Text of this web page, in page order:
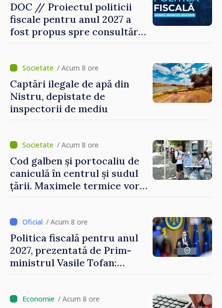
DOC // Proiectul politicii
fiscale pentru anul 2027 a
fost propus spre consultări
/ Acum 8 ore
Captări ilegale de apă din
Nistru, depistate de
inspectorii de mediu
/ Acum 8 ore
Cod galben și portocaliu de
caniculă în centrul și sudul
țării. Maximele termice vor
/ Acum 8 ore
Politica fiscală pentru anul
2027, prezentată de Prim-
ministrul Vasile Tofan:
taxare mai echitabilă
/ Acum 8 ore